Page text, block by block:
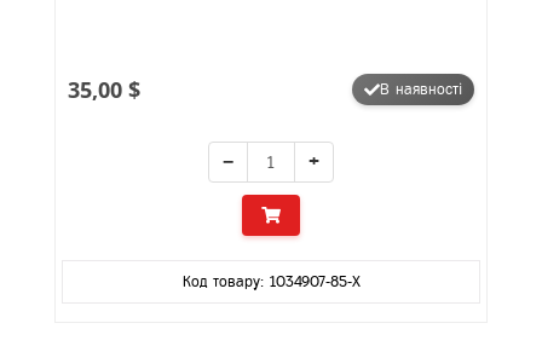
35,00 $ В наявності
− +
Код товару: 1034907-85-X